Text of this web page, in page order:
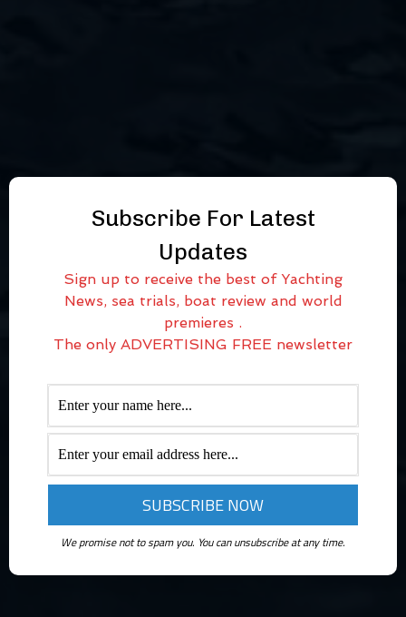
Subscribe For Latest
Updates
Sign up to receive the best of Yachting
News, sea trials, boat review and world
premieres .
The only ADVERTISING FREE newsletter
We promise not to spam you. You can unsubscribe at any time.